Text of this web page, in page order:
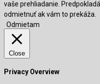
vaše prehliadanie.
odmietnuť ak vám to prekáža.
Odmietam
Close
Privacy Overview